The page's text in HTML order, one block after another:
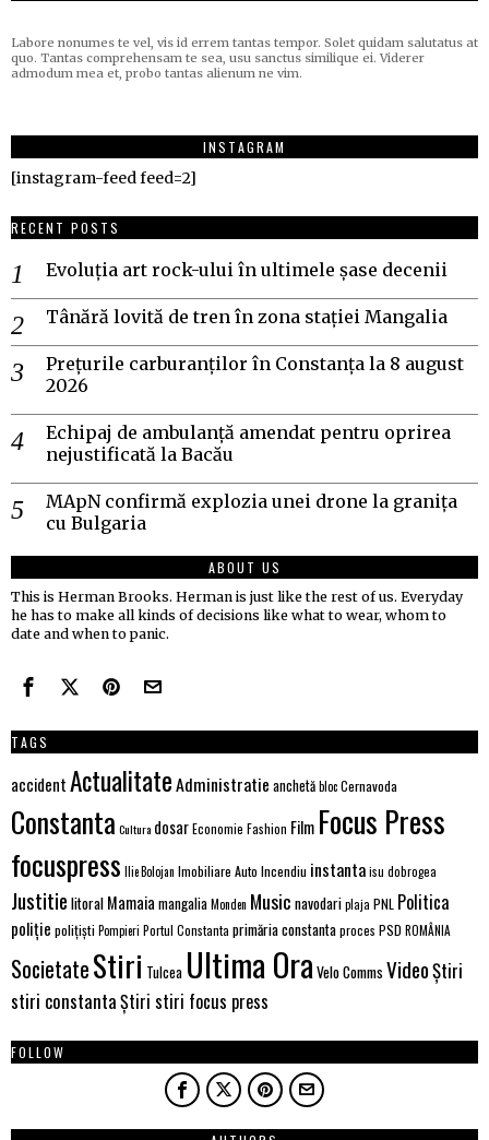
Labore nonumes te vel, vis id errem tantas tempor. Solet quidam salutatus at
quo. Tantas comprehensam te sea, usu sanctus similique ei. Viderer
admodum mea et, probo tantas alienum ne vim.
INSTAGRAM
[instagram-feed feed=2]
RECENT POSTS
Evoluția art rock-ului în ultimele șase decenii
Tânără lovită de tren în zona stației Mangalia
Prețurile carburanților în Constanța la 8 august
2026
Echipaj de ambulanță amendat pentru oprirea
nejustificată la Bacău
MApN confirmă explozia unei drone la granița
cu Bulgaria
ABOUT US
This is Herman Brooks. Herman is just like the rest of us. Everyday
he has to make all kinds of decisions like what to wear, whom to
date and when to panic.
TAGS
accidentActualitateAdministratie anchetăblocCernavoda
Constanta Cultura dosarEconomie Fashion Film Focus Press
focuspress Ilie Bolojan Imobiliare Auto Incendiu instantaisu dobrogea
Justitie litoral Mamaia mangaliaMonden Music navodariplaja PNL Politica
poliție polițiști Pompieri Portul Constanta primăria constantaproces PSD ROMÂNIA
SocietateStiri Tulcea Ultima Ora Velo Comms VideoȘtiri
stiri constantaȘtiri stiri focus press
FOLLOW